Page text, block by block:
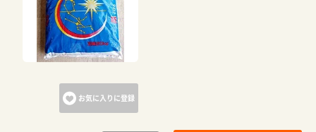
お気に入りに登録